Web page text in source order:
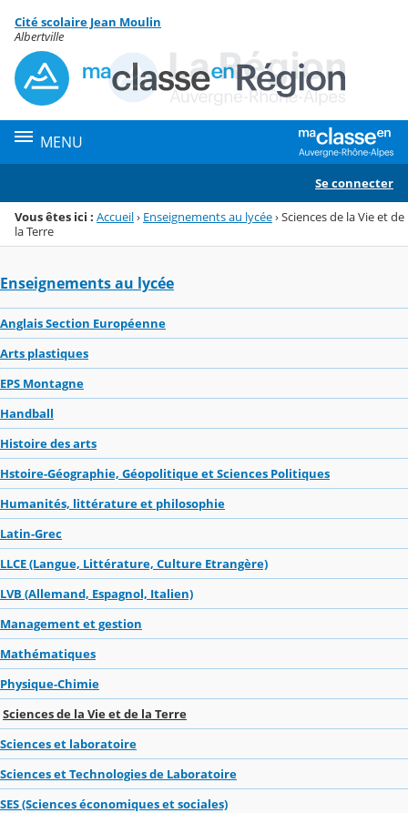
Menu de la rubrique
Contenu
Cité scolaire Jean Moulin
Albertville
MENU
Se connecter
Vous êtes ici : Accueil› Enseignements au lycée›Sciences de la Vie et de
la Terre
Enseignements au lycée
Anglais Section Européenne
Arts plastiques
EPS Montagne
Handball
Histoire des arts
Hstoire-Géographie, Géopolitique et Sciences Politiques
Humanités, littérature et philosophie
Latin-Grec
LLCE (Langue, Littérature, Culture Etrangère)
LVB (Allemand, Espagnol, Italien)
Management et gestion
Mathématiques
Physique-Chimie
Sciences de la Vie et de la Terre
Sciences et laboratoire
Sciences et Technologies de Laboratoire
SES (Sciences économiques et sociales)